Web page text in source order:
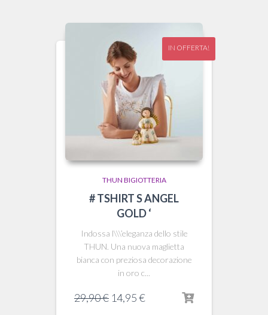
IN OFFERTA!
THUN BIGIOTTERIA
# TSHIRT S ANGEL
GOLD ‘
Indossa l\\\’eleganza dello stile
THUN. Una nuova maglietta
bianca con preziosa decorazione
in oro c...
29,90€ Il
14,95€Il